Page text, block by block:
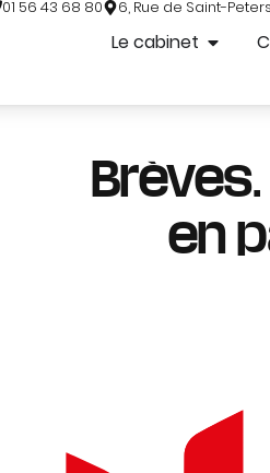
01 56 43 68 80 6, Rue de Saint-
Le cabinet
en